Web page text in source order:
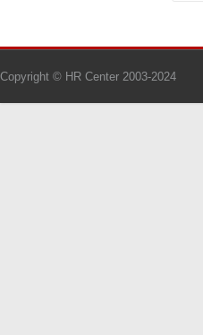
Copyright © HR Center 2003-2024